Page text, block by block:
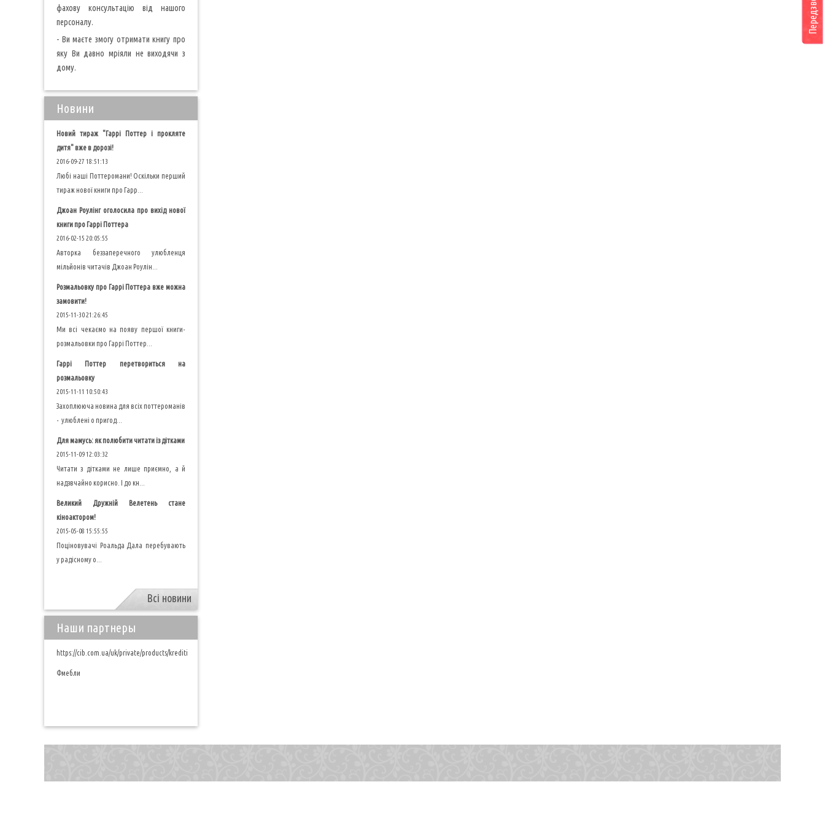
фахову консультацію від нашого
персоналу.
- Ви маєте змогу отримати книгу про
яку Ви давно мріяли не виходячи з
дому.
Новини
Новий тираж "Гаррі Поттер і прокляте
дитя" вже в дорозі!
2016-09-27 18:51:13
Любі наші Поттеромани! Оскільки перший
тираж нової книги про Гарр...
Джоан Роулінг оголосила про вихід нової
книги про Гаррі Поттера
2016-02-15 20:05:55
Авторка беззаперечного улюбленця
мільйонів читачів Джоан Роулін...
Розмальовку про Гаррі Поттера вже можна
замовити!
2015-11-30 21:26:45
Ми всі чекаємо на появу першої книги-
розмальовки про Гаррі Поттер...
Гаррі Поттер перетвориться на
розмальовку
2015-11-11 10:50:43
Захоплююча новина для всіх поттероманів
- улюблені о пригод...
Для мамусь: як полюбити читати із дітками
2015-11-09 12:03:32
Читати з дітками не лише приємно, а й
надзвчайно корисно. І до кн...
Великий Дружній Велетень стане
кіноактором!
2015-05-08 15:55:55
Поціновувачі Роальда Дала перебувають
у радісному о...
Всі новини
Наши партнеры
https://cib.com.ua/uk/private/products/krediti
Фмебли